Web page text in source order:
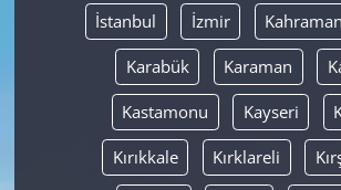
İstanbul İzmir
Karabük Karaman
Kastamonu Kayseri
Kırıkkale Kırklareli